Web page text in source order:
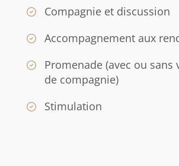
Compagnie et discussion
Accompagnement aux
Promenade (avec ou sans
de compagnie)
Stimulation